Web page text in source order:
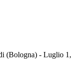
(Bologna) - Luglio 1,